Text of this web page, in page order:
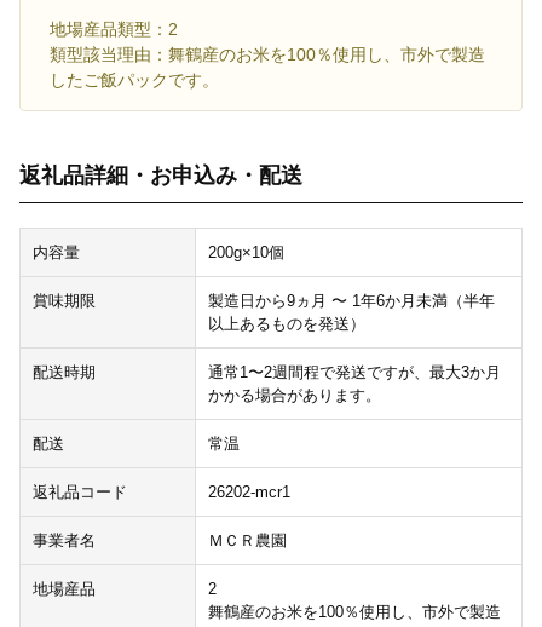
地場産品類型：2
類型該当理由：舞鶴産のお米を100％使用し、市外で製造
したご飯パックです。
返礼品詳細・お申込み・配送
内容量 200g×10個
賞味期限
製造日から9ヵ月 〜 1年6か月未満（半年
以上あるものを発送）
配送時期
通常1〜2週間程で発送ですが、最大3か月
かかる場合があります。
配送 常温
返礼品コード 26202-mcr1
事業者名 ＭＣＲ農園
地場産品
2
舞鶴産のお米を100％使用し、市外で製造